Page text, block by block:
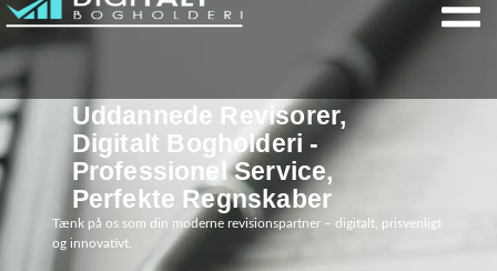
Uddannede Revisorer,
Digitalt Bogholderi -
Professionel Service,
Perfekte Regnskaber
Tænk på os som din moderne revisionspartner – digitalt, prisvenligt
og innovativt.